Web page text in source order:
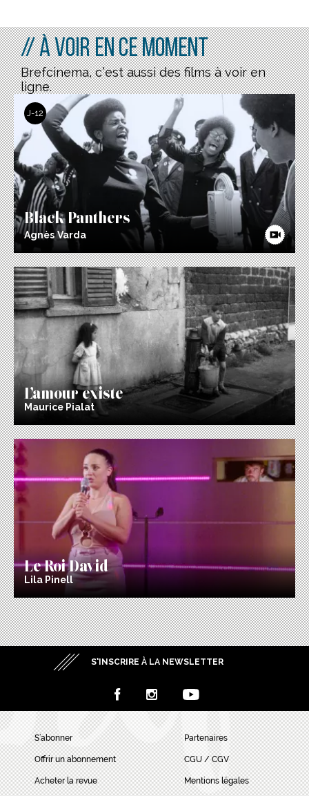
// À voir en ce moment
Brefcinema, c’est aussi des films à voir en
ligne.
J-12
Black Panthers
Agnès Varda
L’amour existe
Maurice Pialat
Le Roi David
Lila Pinell
S’INSCRIRE À LA NEWSLETTER
S’abonner
Offrir un abonnement
Acheter la revue
Partenaires
CGU / CGV
Mentions légales